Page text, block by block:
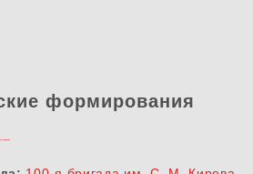
формирования